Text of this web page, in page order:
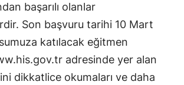
Kahramanmaraş
Mardin
Muğla
Muş
başarılı olanlar
Son başvuru tarihi 10 Mart
katılacak eğitmen
adresinde yer alan
dikkatlice okumaları ve daha